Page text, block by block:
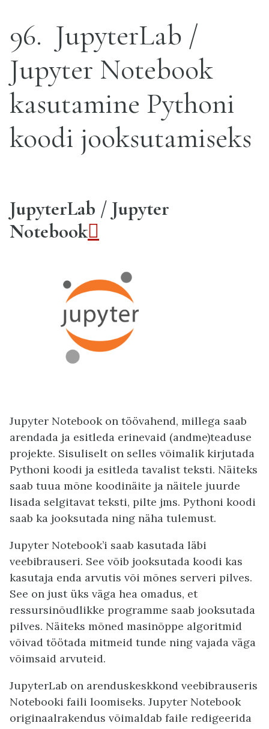
96
JupyterLab /
Jupyter Notebook
kasutamine Pythoni
koodi jooksutamiseks
JupyterLab / Jupyter
Notebook
Jupyter Notebook on töövahend, millega saab
arendada ja esitleda erinevaid (andme)teaduse
projekte. Sisuliselt on selles võimalik kirjutada
Pythoni koodi ja esitleda tavalist teksti. Näiteks
saab tuua mõne koodinäite ja näitele juurde
lisada selgitavat teksti, pilte jms. Pythoni koodi
saab ka jooksutada ning näha tulemust.
Jupyter Notebook’i saab kasutada läbi
veebibrauseri. See võib jooksutada koodi kas
kasutaja enda arvutis või mõnes serveri pilves.
See on just üks väga hea omadus, et
ressursinõudlikke programme saab jooksutada
pilves. Näiteks mõned masinõppe algoritmid
võivad töötada mitmeid tunde ning vajada väga
võimsaid arvuteid.
JupyterLab on arenduskeskkond veebibrauseris
Notebooki faili loomiseks. Jupyter Notebook
originaalrakendus võimaldab faile redigeerida